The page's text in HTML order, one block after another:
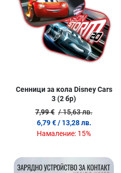
Quick View
Сенници за кола Disney Cars
3 (2 бр)
7,99 € / 15,63 лв.
6,79 € / 13,28 лв.
Намаление: 15%
Добави в любими